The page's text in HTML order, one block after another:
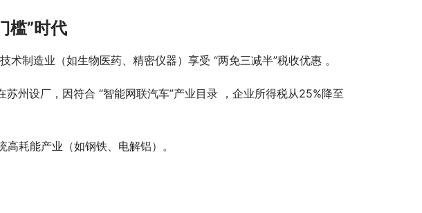
槛”时代
术制造业（如生物医药、精密仪器）享受 “两免三减半”税收优惠 。
苏州设厂，因符合 “智能网联汽车”产业目录 ，企业所得税从25%降至
耗能产业（如钢铁、电解铝）。